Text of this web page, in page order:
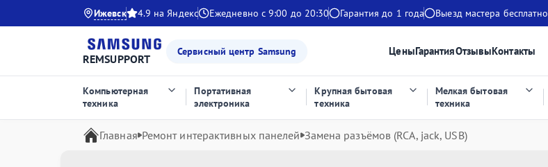
Ижевск 4.9 на Яндекс Ежедневно с 9:00 до 20:30 Гарантия до 1 года Выезд мастера бесплатно
REMSUPPORT
Сервисный центр Samsung ЦеныГарантияОтзывыКонтакты
Компьютерная
техника
Портативная
электроника
Крупная бытовая
техника
Мелкая бытовая
техника
Главная Ремонт интерактивных панелей Замена разъёмов (RCA, jack, USB)